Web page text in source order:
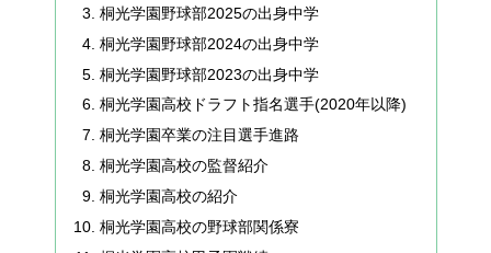
桐光学園野球部2025の出身中学
桐光学園野球部2024の出身中学
桐光学園野球部2023の出身中学
桐光学園高校ドラフト指名選手(2020年以降)
桐光学園卒業の注目選手進路
桐光学園高校の監督紹介
桐光学園高校の紹介
桐光学園高校の野球部関係寮